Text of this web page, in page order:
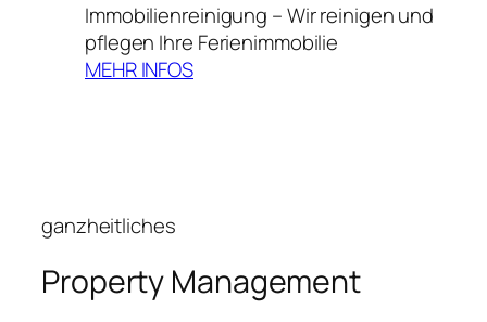
Immobilienreinigung – Wir reinigen und
pflegen Ihre Ferienimmobilie
MEHR INFOS
ganzheitliches
Property Management